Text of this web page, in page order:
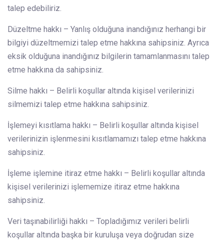
talep edebiliriz.
Düzeltme hakkı – Yanlış olduğuna inandığınız herhangi bir
bilgiyi düzeltmemizi talep etme hakkına sahipsiniz. Ayrıca
eksik olduğuna inandığınız bilgilerin tamamlanmasını talep
etme hakkına da sahipsiniz.
Silme hakkı – Belirli koşullar altında kişisel verilerinizi
silmemizi talep etme hakkına sahipsiniz.
İşlemeyi kısıtlama hakkı – Belirli koşullar altında kişisel
verilerinizin işlenmesini kısıtlamamızı talep etme hakkına
sahipsiniz.
İşleme işlemine itiraz etme hakkı – Belirli koşullar altında
kişisel verilerinizi işlememize itiraz etme hakkına
sahipsiniz.
Veri taşınabilirliği hakkı – Topladığımız verileri belirli
koşullar altında başka bir kuruluşa veya doğrudan size